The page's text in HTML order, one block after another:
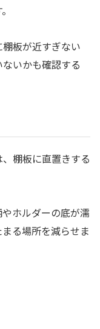
板が近すぎない
いかも確認する
棚板に直置きする
ホルダーの底が濡
る場所を減らせま